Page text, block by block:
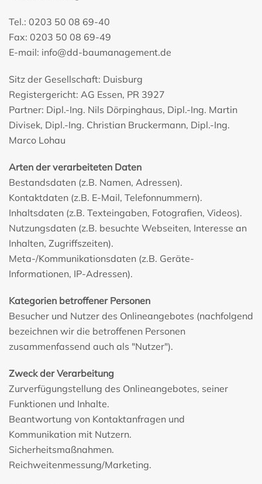
Tel.: 0203 50 08 69-40
Fax: 0203 50 08 69-49
E-mail: info@dd-baumanagement.de
Sitz der Gesellschaft: Duisburg
Registergericht: AG Essen, PR 3927
Partner: Dipl.-Ing. Nils Dörpinghaus, Dipl.-Ing. Martin
Divisek, Dipl.-Ing. Christian Bruckermann, Dipl.-Ing.
Marco Lohau
Arten der verarbeiteten Daten
Bestandsdaten (z.B. Namen, Adressen).
Kontaktdaten (z.B. E-Mail, Telefonnummern).
Inhaltsdaten (z.B. Texteingaben, Fotografien, Videos).
Nutzungsdaten (z.B. besuchte Webseiten, Interesse an
Inhalten, Zugriffszeiten).
Meta-/Kommunikationsdaten (z.B. Geräte-
Informationen, IP-Adressen).
Kategorien betroffener Personen
Besucher und Nutzer des Onlineangebotes (nachfolgend
bezeichnen wir die betroffenen Personen
zusammenfassend auch als "Nutzer").
Zweck der Verarbeitung
Zurverfügungstellung des Onlineangebotes, seiner
Funktionen und Inhalte.
Beantwortung von Kontaktanfragen und
Kommunikation mit Nutzern.
Sicherheitsmaßnahmen.
Reichweitenmessung/Marketing.